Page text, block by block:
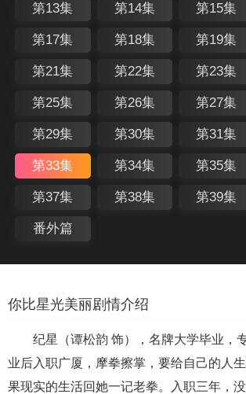
第13集 第14集 第15集
第17集 第18集 第19集
第21集 第22集 第23集
第25集 第26集 第27集
第29集 第30集 第31集
第33集 第34集 第35集
第37集 第38集 第39集
番外篇
你比星光美丽剧情介绍
纪星（谭松韵 饰），名牌大学毕业，
业后入职广厦，摩拳擦掌，要给自己的人
果现实的生活回她一记老拳。入职三年，